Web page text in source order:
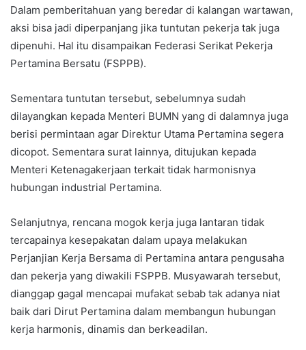
Dalam pemberitahuan yang beredar di kalangan wartawan,
aksi bisa jadi diperpanjang jika tuntutan pekerja tak juga
dipenuhi. Hal itu disampaikan Federasi Serikat Pekerja
Pertamina Bersatu (FSPPB).
Sementara tuntutan tersebut, sebelumnya sudah
dilayangkan kepada Menteri BUMN yang di dalamnya juga
berisi permintaan agar Direktur Utama Pertamina segera
dicopot. Sementara surat lainnya, ditujukan kepada
Menteri Ketenagakerjaan terkait tidak harmonisnya
hubungan industrial Pertamina.
Selanjutnya, rencana mogok kerja juga lantaran tidak
tercapainya kesepakatan dalam upaya melakukan
Perjanjian Kerja Bersama di Pertamina antara pengusaha
dan pekerja yang diwakili FSPPB. Musyawarah tersebut,
dianggap gagal mencapai mufakat sebab tak adanya niat
baik dari Dirut Pertamina dalam membangun hubungan
kerja harmonis, dinamis dan berkeadilan.